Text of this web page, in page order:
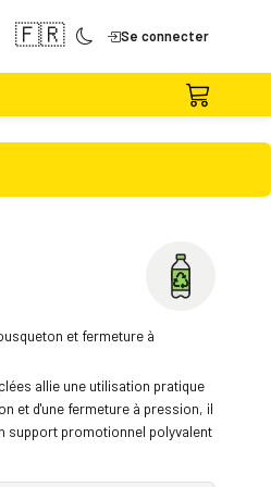
🇫🇷 Se connecter
et fermeture à
allie une utilisation pratique
et d'une fermeture à pression, il
support promotionnel polyvalent